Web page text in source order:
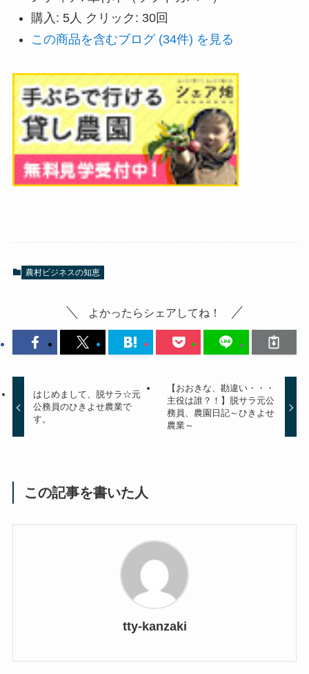
購入 : 5人 クリック : 30回
この商品を含むブログ (34件) を見る
農村ビジネスの知恵
よかったらシェアしてね！
はじめまして、脱サラ☆元
公務員のひきよせ農業で
す。
【おおきな、勘違い・・・
主役は誰？！】脱サラ元公
務員、農園日記～ひきよせ
農業～
この記事を書いた人
tty-kanzaki